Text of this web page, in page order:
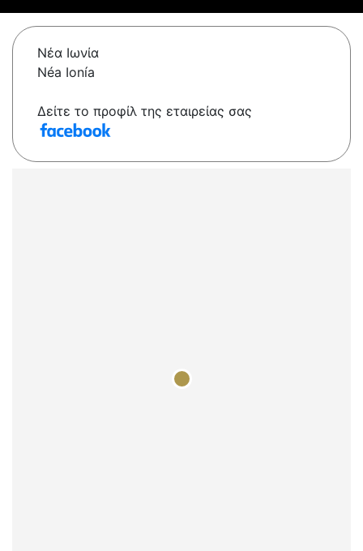
Νέα Ιωνία
Néa Ionía
Δείτε το προφίλ της εταιρείας σας